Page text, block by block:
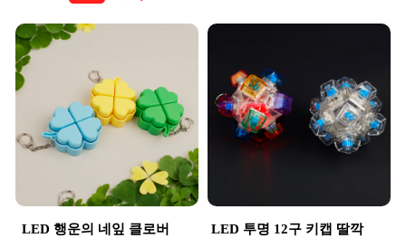
LED 행운의 네잎 클로버
LED 투명 12구 키캡 딸깍